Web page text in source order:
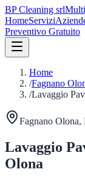
BP Cleaning srl
HomeServizi
Preventivo Gratuito
Home
/Fagnano
/Lavaggio
Fagnano Olona,
Lavaggio
Olona